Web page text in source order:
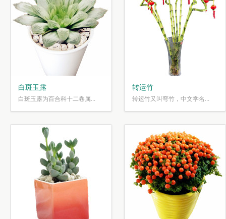
白斑玉露
白斑玉露为百合科十二卷属...
转运竹
转运竹又叫弯竹，中文学名...